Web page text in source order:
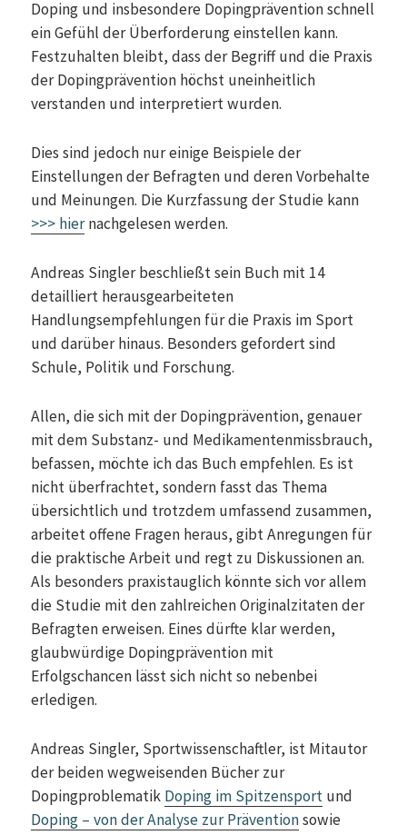
Doping und insbesondere Dopingprävention schnell
ein Gefühl der Überforderung einstellen kann.
Festzuhalten bleibt, dass der Begriff und die Praxis
der Dopingprävention höchst uneinheitlich
verstanden und interpretiert wurden.
Dies sind jedoch nur einige Beispiele der
Einstellungen der Befragten und deren Vorbehalte
und Meinungen. Die Kurzfassung der Studie kann
>>> hiernachgelesen werden.
Andreas Singler beschließt sein Buch mit 14
detailliert herausgearbeiteten
Handlungsempfehlungen für die Praxis im Sport
und darüber hinaus. Besonders gefordert sind
Schule, Politik und Forschung.
Allen, die sich mit der Dopingprävention, genauer
mit dem Substanz- und Medikamentenmissbrauch,
befassen, möchte ich das Buch empfehlen. Es ist
nicht überfrachtet, sondern fasst das Thema
übersichtlich und trotzdem umfassend zusammen,
arbeitet offene Fragen heraus, gibt Anregungen für
die praktische Arbeit und regt zu Diskussionen an.
Als besonders praxistauglich könnte sich vor allem
die Studie mit den zahlreichen Originalzitaten der
Befragten erweisen. Eines dürfte klar werden,
glaubwürdige Dopingprävention mit
Erfolgschancen lässt sich nicht so nebenbei
erledigen.
Andreas Singler, Sportwissenschaftler, ist Mitautor
der beiden wegweisenden Bücher zur
Dopingproblematik Doping im Spitzensport und
Doping – von der Analyse zur Präventionsowie